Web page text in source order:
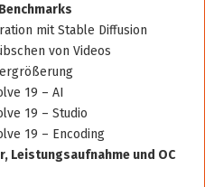
mit Stable Diffusion
von Videos
19 – AI
19 – Studio
19 – Encoding
Leistungsaufnahme und OC